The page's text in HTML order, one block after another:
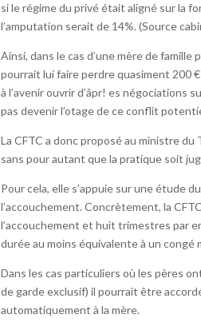
si le régime du privé était aligné sur la
l’amputation serait de 14%. (Source
Ainsi, dans le cas d’une mère de
pourrait lui faire perdre quasiment 200
à l’avenir ouvrir d’âpr! es négociations
pas devenir l’otage de ce conflit
La CFTC a donc proposé au ministre
sans pour autant que la pratique soit
Pour cela, elle s’appuie sur une étude
l’accouchement. Concrètement, la
l’accouchement et huit trimestres par
durée au moins équivalente à un congé
Dans les cas particuliers où les pères
de garde exclusif) il pourrait être
automatiquement à la mère.